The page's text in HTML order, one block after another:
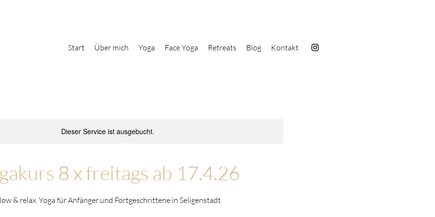
Start Über mich Yoga Face Yoga Retreats Blog Kontakt
Dieser Service ist ausgebucht.
8 x freitags ab 17.4.26
& relax. Yoga für Anfänger und Fortgeschrittene in Seligenstadt